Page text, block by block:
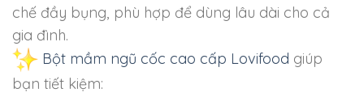
chế đầy bụng, phù hợp để dùng lâu dài cho cả
gia đình.
Bột mầm ngũ cốc cao cấp Lovifood giúp
bạn tiết kiệm: